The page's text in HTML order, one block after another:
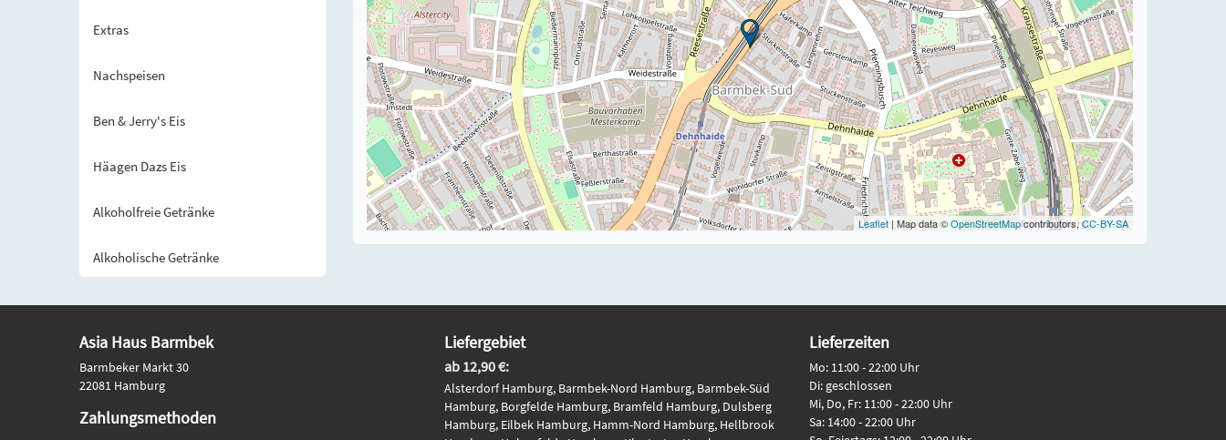
Extras
Nachspeisen
Ben & Jerry's Eis
Häagen Dazs Eis
Alkoholfreie Getränke
Alkoholische Getränke
Leaflet | Map data ©OpenStreetMapcontributors,CC-BY-SA
Asia Haus Barmbek
Barmbeker Markt 30
22081 Hamburg
Zahlungsmethoden
Liefergebiet
ab 12,90 €:
Alsterdorf Hamburg, Barmbek-Nord Hamburg, Barmbek-Süd
Hamburg, Borgfelde Hamburg, Bramfeld Hamburg, Dulsberg
Hamburg, Eilbek Hamburg, Hamm-Nord Hamburg, Hellbrook
Lieferzeiten
Mo: 11:00 - 22:00 Uhr
Di: geschlossen
Mi, Do, Fr: 11:00 - 22:00 Uhr
Sa: 14:00 - 22:00 Uhr